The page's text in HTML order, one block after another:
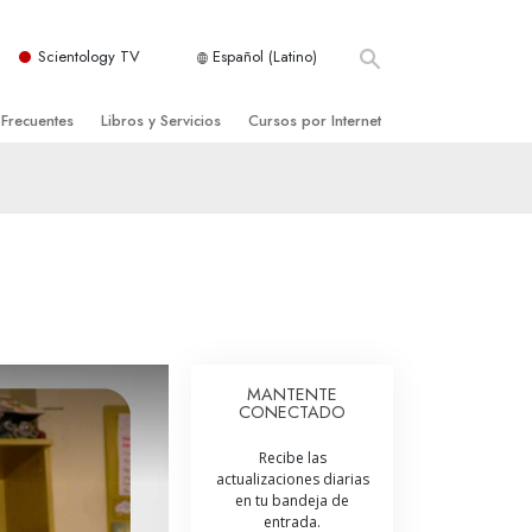
Scientology TV Español (Latino)
Libros y Servicios
Iniciales
Cursos por Internet
Ayudas para Enfermedades y Lesiones
La Integridad y la Honestidad
El Matrimonio
La Escala Tonal Emocional
MANTENTE
CONECTADO
Recibe las
actualizaciones diarias
en tu bandeja de
entrada.